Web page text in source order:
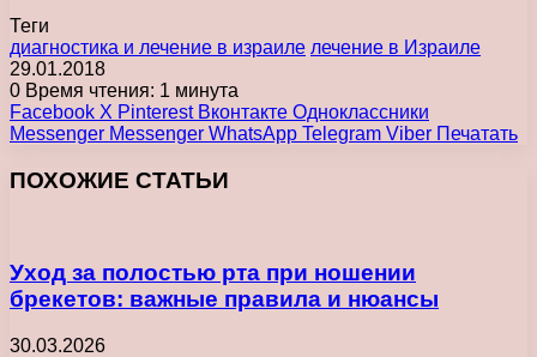
Теги
диагностика и лечение в израиле лечение в Израиле
29.01.2018
0 Время чтения: 1 минута
Facebook X Pinterest Вконтакте Одноклассники
Messenger Messenger WhatsApp Telegram Viber Печатать
ПОХОЖИЕ СТАТЬИ
Уход за полостью рта при ношении
брекетов: важные правила и нюансы
30.03.2026